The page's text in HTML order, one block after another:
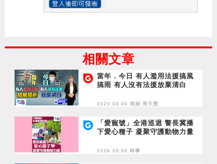
相關文章
當年．今日 有人濫用法援搞風
搞雨 有人沒有法援放棄清白
2026.08.06 視頻 周天慧
「愛寵號」全港巡迴 警長冀播
下愛心種子 凝聚守護動物力量
2026.08.06 時事